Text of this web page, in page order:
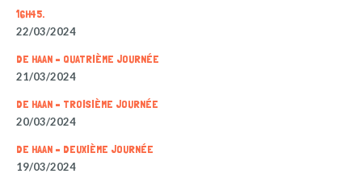
16H45.
22/03/2024
DE HAAN – QUATRIÈME JOURNÉE
21/03/2024
DE HAAN – TROISIÈME JOURNÉE
20/03/2024
DE HAAN – DEUXIÈME JOURNÉE
19/03/2024